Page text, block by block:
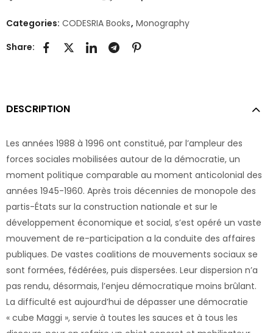
Categories: CODESRIA Books, Monography
Share:
DESCRIPTION
Les années 1988 à 1996 ont constitué, par l’ampleur des
forces sociales mobilisées autour de la démocratie, un
moment politique comparable au moment anticolonial des
années 1945-1960. Après trois décennies de monopole des
partis-États sur la construction nationale et sur le
développement économique et social, s’est opéré un vaste
mouvement de re-participation a la conduite des affaires
publiques. De vastes coalitions de mouvements sociaux se
sont formées, fédérées, puis dispersées. Leur dispersion n’a
pas rendu, désormais, l’enjeu démocratique moins brûlant.
La difficulté est aujourd’hui de dépasser une démocratie
« cube Maggi », servie à toutes les sauces et à tous les